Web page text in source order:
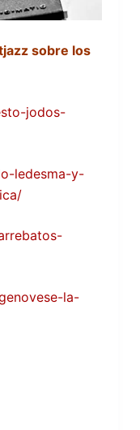
sobre los
jodos-
ledesma-y-
la-